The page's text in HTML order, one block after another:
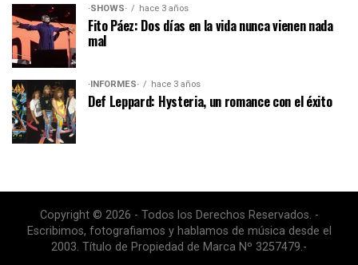
·SHOWS· hace 3 años
Fito Páez: Dos días en la vida nunca vienen nada
mal
·INFORMES· hace 3 años
Def Leppard: Hysteria, un romance con el éxito
Copyright © 2026 - Todos los Derechos Reservados. -
Escribimos, fotografiamos y hablamos de música desde el
2003. Título de Propiedad de Marca Nº 3257479.-